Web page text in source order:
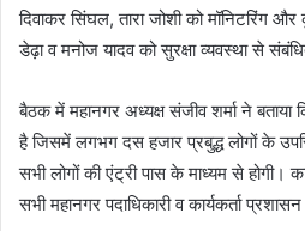
दिवाकर सिंघल, तारा जोशी को मॉनिटरिंग
डेढ़ा व मनोज यादव को सुरक्षा व्यवस्था से
बैठक में महानगर अध्यक्ष संजीव शर्मा ने
है जिसमें लगभग दस हजार प्रबुद्ध लोगों के
सभी लोगों की एंट्री पास के माध्यम से
सभी महानगर पदाधिकारी व कार्यकर्ता